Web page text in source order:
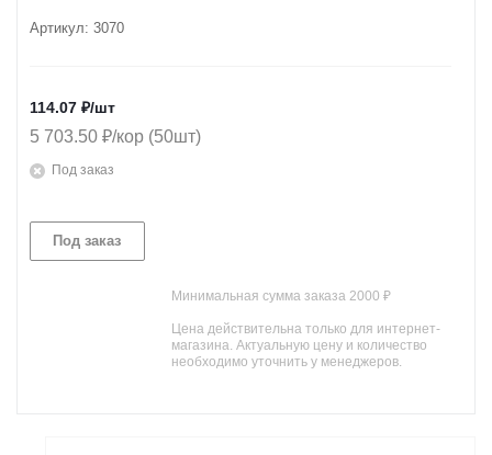
Артикул: 3070
114.07 ₽/шт
5 703.50 ₽/кор (50шт)
Под заказ
Под заказ
Минимальная сумма заказа 2000 ₽
Цена действительна только для интернет-
магазина. Актуальную цену и количество
необходимо уточнить у менеджеров.